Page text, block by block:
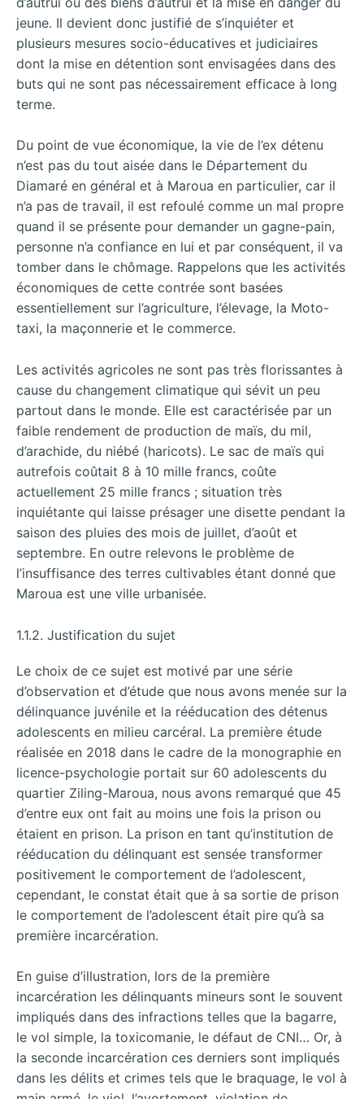
jeune. Il devient donc justifié de s’inquiéter et
plusieurs mesures socio-éducatives et judiciaires
dont la mise en détention sont envisagées dans des
buts qui ne sont pas nécessairement efficace à long
terme.
Du point de vue économique, la vie de l’ex détenu
n’est pas du tout aisée dans le Département du
Diamaré en général et à Maroua en particulier, car il
n’a pas de travail, il est refoulé comme un mal propre
quand il se présente pour demander un gagne-pain,
personne n’a confiance en lui et par conséquent, il va
tomber dans le chômage. Rappelons que les activités
économiques de cette contrée sont basées
essentiellement sur l’agriculture, l’élevage, la Moto-
taxi, la maçonnerie et le commerce.
Les activités agricoles ne sont pas très florissantes à
cause du changement climatique qui sévit un peu
partout dans le monde. Elle est caractérisée par un
faible rendement de production de maïs, du mil,
d’arachide, du niébé (haricots). Le sac de maïs qui
autrefois coûtait 8 à 10 mille francs, coûte
actuellement 25 mille francs ; situation très
inquiétante qui laisse présager une disette pendant la
saison des pluies des mois de juillet, d’août et
septembre. En outre relevons le problème de
l’insuffisance des terres cultivables étant donné que
Maroua est une ville urbanisée.
1.1.2. Justification du sujet
Le choix de ce sujet est motivé par une série
d’observation et d’étude que nous avons menée sur la
délinquance juvénile et la rééducation des détenus
adolescents en milieu carcéral. La première étude
réalisée en 2018 dans le cadre de la monographie en
licence-psychologie portait sur 60 adolescents du
quartier Ziling-Maroua, nous avons remarqué que 45
d’entre eux ont fait au moins une fois la prison ou
étaient en prison. La prison en tant qu’institution de
rééducation du délinquant est sensée transformer
positivement le comportement de l’adolescent,
cependant, le constat était que à sa sortie de prison
le comportement de l’adolescent était pire qu’à sa
première incarcération.
En guise d’illustration, lors de la première
incarcération les délinquants mineurs sont le souvent
impliqués dans des infractions telles que la bagarre,
le vol simple, la toxicomanie, le défaut de CNI… Or, à
la seconde incarcération ces derniers sont impliqués
dans les délits et crimes tels que le braquage, le vol à